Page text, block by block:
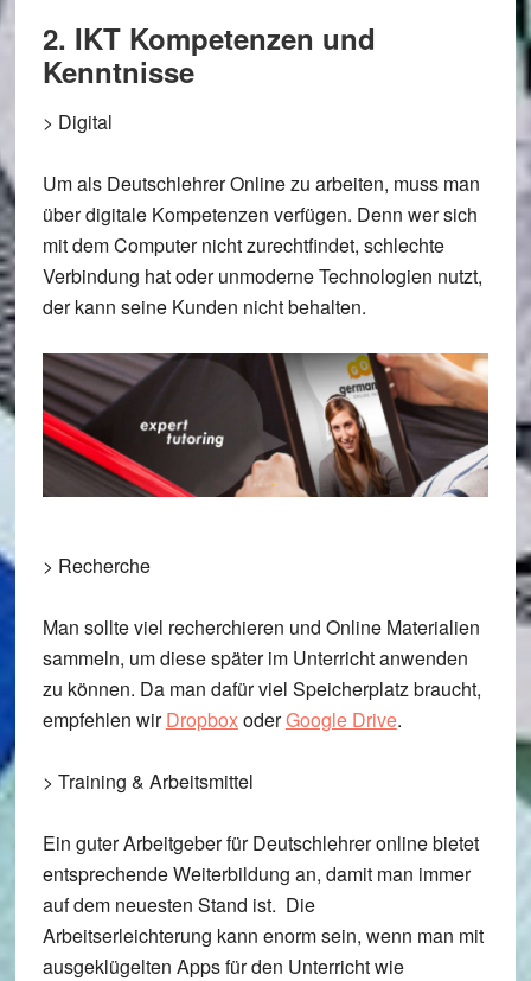
2. IKT Kompetenzen und
Kenntnisse
> Digital
Um als Deutschlehrer Online zu arbeiten, muss man
über digitale Kompetenzen verfügen. Denn wer sich
mit dem Computer nicht zurechtfindet, schlechte
Verbindung hat oder unmoderne Technologien nutzt,
der kann seine Kunden nicht behalten.
> Recherche
Man sollte viel recherchieren und Online Materialien
sammeln, um diese später im Unterricht anwenden
zu können. Da man dafür viel Speicherplatz braucht,
empfehlen wirDropboxoderGoogle Drive.
> Training & Arbeitsmittel
Ein guter Arbeitgeber für Deutschlehrer online bietet
entsprechende Weiterbildung an, damit man immer
auf dem neuesten Stand ist. Die
Arbeitserleichterung kann enorm sein, wenn man mit
ausgeklügelten Apps für den Unterricht wie